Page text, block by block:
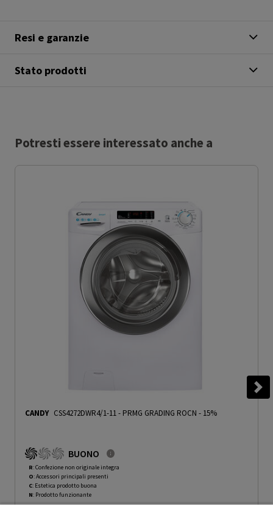
Resi e garanzie
Stato prodotti
Potresti essere interessato anche a
CANDY CSS4272DWR4/1-11- PRMG GRADING ROCN - 15%
BUONO
R: Confezione non originale integra
O: Accessori principali presenti
C: Estetica prodotto buona
N: Prodotto funzionante